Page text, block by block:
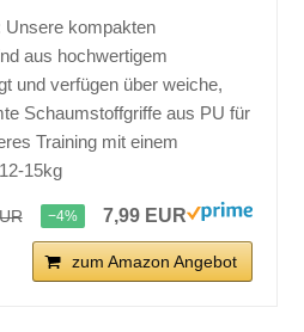
kompakten
aus hochwertigem
und verfügen über weiche,
Schaumstoffgriffe aus PU für
Training mit einem
15kg
−4% 7,99 EUR
zum Amazon Angebot